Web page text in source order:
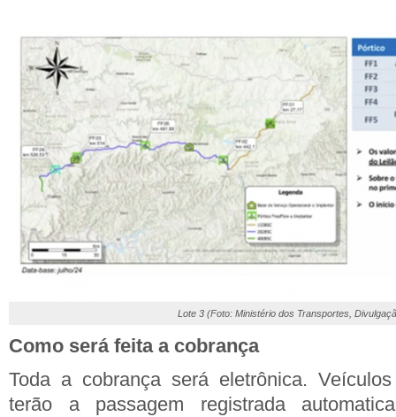
Lote 3 (Foto: Ministério dos Transportes,
Como será feita a cobrança
Toda a cobrança será eletrônica.
terão a passagem registrada